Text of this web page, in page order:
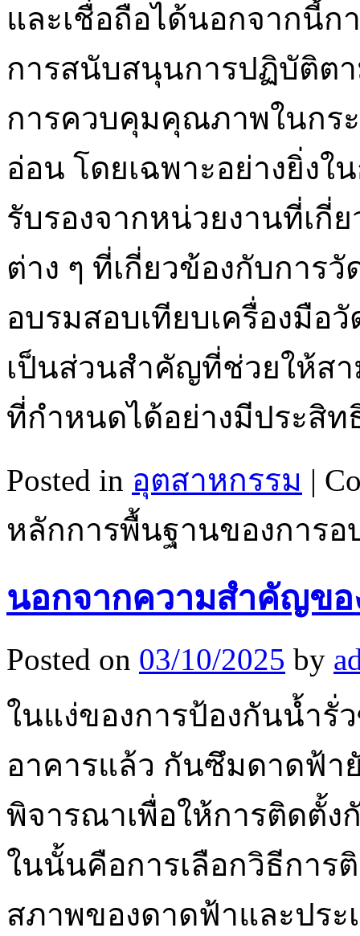
และเชื่อถือได้นอกจากนี้ก
การสนับสนุนการปฏิบัติต
การควบคุมคุณภาพในกร
อ่อน โดยเฉพาะอย่างยิ่ง
รับรองจากหน่วยงานที่เกี่
ต่าง ๆ ที่เกี่ยวข้องกับการ
อบรมสอบเทียบเครื่องมือ
เป็นส่วนสำคัญที่ช่วยให้ส
ที่กำหนดได้อย่างมีประสิ
Posted in อุตสาหกรรม |
หลักการพื้นฐานของการอ
นอกจากความสำคัญข
Posted on 03/10/2025 by
ในแง่ของการป้องกันน้ำรั่
อาคารแล้ว กันซึมดาดฟ้า
พิจารณาเพื่อให้การติดตั้
ในนั้นคือการเลือกวิธีการ
สภาพของดาดฟ้าและปร